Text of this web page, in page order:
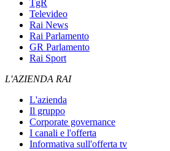
TgR
Televideo
Rai News
Rai Parlamento
GR Parlamento
Rai Sport
L'AZIENDA RAI
L'azienda
Il gruppo
Corporate governance
I canali e l'offerta
Informativa sull'offerta tv